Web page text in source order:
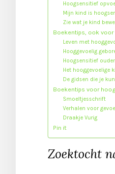
Hoogsensitief
Mijn kind is
Zie wat je kind
Boekentips, ook
Leven met
Hooggevoelig
Hoogsensitief
Het hooggevoelige
De gidsen die je
Boekentips voor
Smoeltjesschrift
Verhalen voor
Draakje Vurig
Pin it
Zoektocht